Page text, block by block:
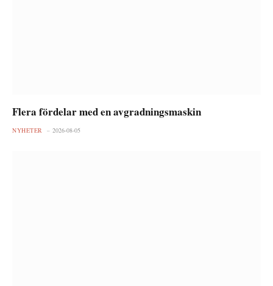
Flera fördelar med en avgradningsmaskin
NYHETER 2026-08-05